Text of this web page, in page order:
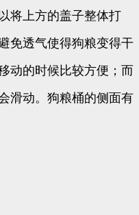
将上方的盖子整体打
免透气使得狗粮变得干
动的时候比较方便；而
滑动。狗粮桶的侧面有